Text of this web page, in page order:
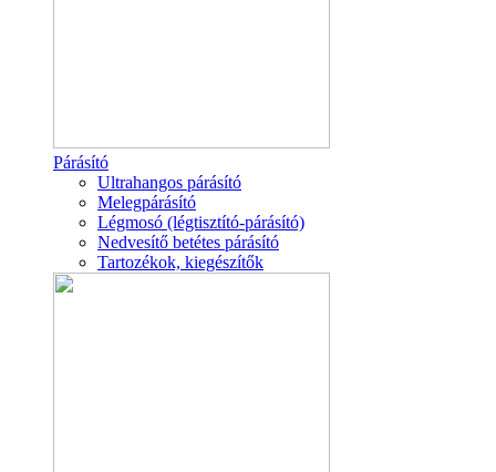
Párásító
Ultrahangos párásító
Melegpárásító
Légmosó (légtisztító-párásító)
Nedvesítő betétes párásító
Tartozékok, kiegészítők